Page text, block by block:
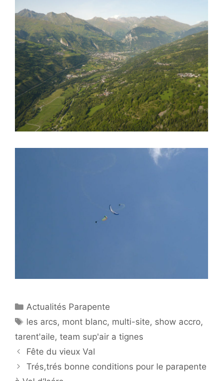
Catégories
Actualités Parapente
Étiquettes
les arcs, mont blanc, multi-site, show accro,
tarent'aile, team sup'air a tignes
Fête du vieux Val
Trés,trés bonne conditions pour le parapente